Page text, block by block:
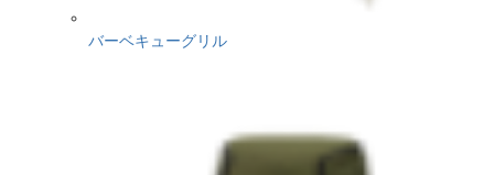
バーベキューグリル